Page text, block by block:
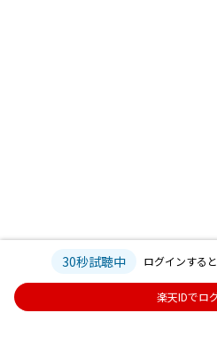
30秒試聴中 ログインする
楽天IDでロ